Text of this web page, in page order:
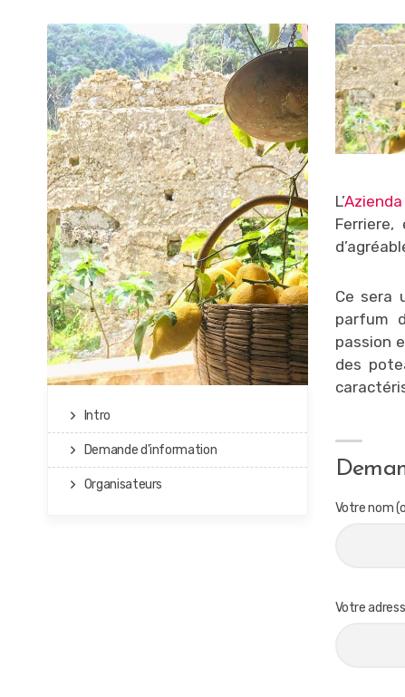
Intro
Demande d'information
Organisateurs
L’
Ce sera
parfum
passion
des
Votre nom
Votre